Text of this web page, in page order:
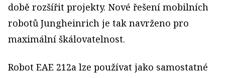
době rozšířit projekty. Nové řešení mobilních
robotů Jungheinrich je tak navrženo pro
maximální škálovatelnost.
Robot EAE 212a lze používat jako samostatné